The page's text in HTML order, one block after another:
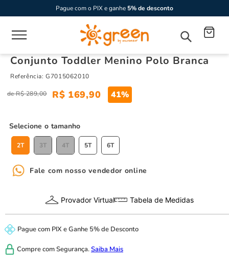
Pague com o PIX e ganhe 5% de desconto
Conjunto Toddler Menino Polo Branca
Referência:G7015062010
R$ 289,00 R$ 169,90 41%
tamanho
2T 3T 4T 5T 6T
Fale com nosso vendedor online
Provador Virtual Tabela de Medidas
Pague com PIX eGanhe 5% de Desconto
Compre comSegurança.Saiba Mais